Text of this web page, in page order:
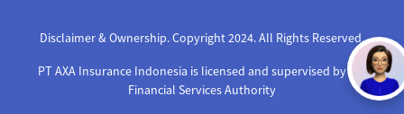
Disclaimer & Ownership. Copyright 2024. All Rights Reserved,
PT AXA Insurance Indonesia is licensed and supervised by the
Financial Services Authority